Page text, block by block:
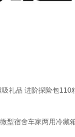
礼品 进阶探险包110
型宿舍车家两用冷藏